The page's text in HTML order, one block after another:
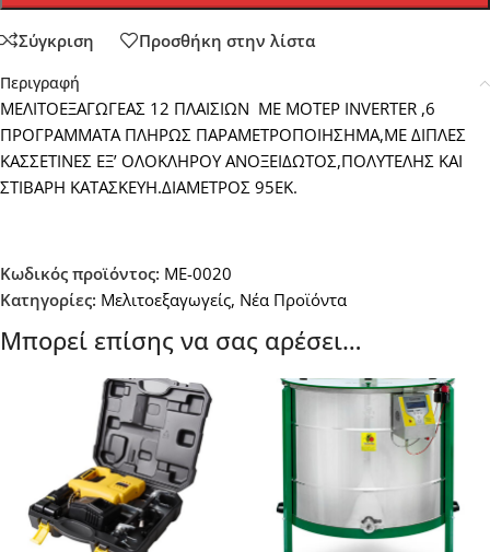
Σύγκριση Προσθήκη στην λίστα
Περιγραφή
ΜΕΛΙΤΟΕΞΑΓΩΓΕΑΣ 12 ΠΛΑΙΣΙΩΝ ΜΕ ΜΟΤΕΡ INVERTER ,6
ΠΡΟΓΡΑΜΜΑΤΑ ΠΛΗΡΩΣ ΠΑΡΑΜΕΤΡΟΠΟΙΗΣΗΜΑ,ΜΕ ΔΙΠΛΕΣ
ΚΑΣΣΕΤΙΝΕΣ ΕΞ’ ΟΛΟΚΛΗΡΟΥ ΑΝΟΞΕΙΔΩΤΟΣ,ΠΟΛΥΤΕΛΗΣ ΚΑΙ
ΣΤΙΒΑΡΗ ΚΑΤΑΣΚΕΥΗ.ΔΙΑΜΕΤΡΟΣ 95ΕΚ.
Κωδικός προϊόντος: ME-0020
Κατηγορίες: Μελιτοεξαγωγείς, Νέα Προϊόντα
Μπορεί επίσης να σας αρέσει…